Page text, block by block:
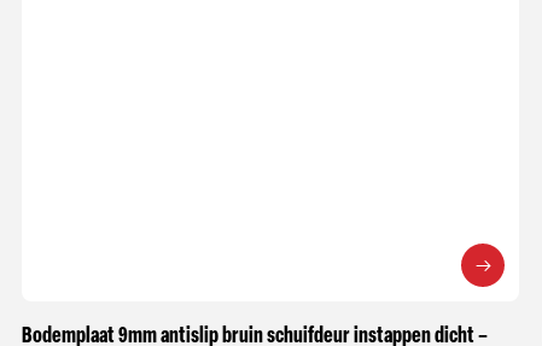
Bodemplaat 9mm antislip bruin schuifdeur instappen dicht –